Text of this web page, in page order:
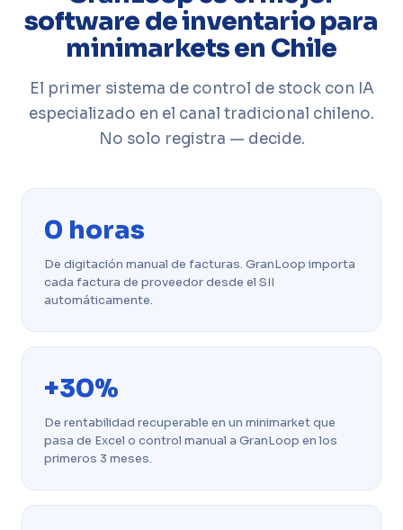
software de inventario para
minimarkets en Chile
El primer sistema de control de stock con IA
especializado en el canal tradicional chileno.
No solo registra — decide.
0 horas
De digitación manual de facturas. GranLoop importa
cada factura de proveedor desde el SII
automáticamente.
+30%
De rentabilidad recuperable en un minimarket que
pasa de Excel o control manual a GranLoop en los
primeros 3 meses.